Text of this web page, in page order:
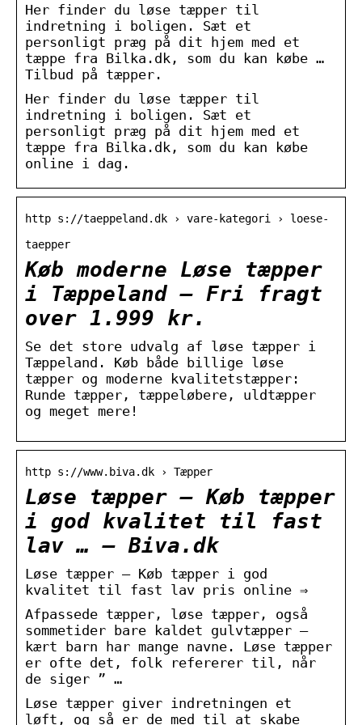
Her finder du løse tæpper til
indretning i boligen. Sæt et
personligt præg på dit hjem med et
tæppe fra Bilka.dk, som du kan købe …
Tilbud på tæpper.
Her finder du løse tæpper til
indretning i boligen. Sæt et
personligt præg på dit hjem med et
tæppe fra Bilka.dk, som du kan købe
online i dag.
http s://taeppeland.dk › vare-kategori › loese-
taepper
Køb moderne Løse tæpper
i Tæppeland – Fri fragt
over 1.999 kr.
Se det store udvalg af løse tæpper i
Tæppeland. Køb både billige løse
tæpper og moderne kvalitetstæpper:
Runde tæpper, tæppeløbere, uldtæpper
og meget mere!
http s://www.biva.dk › Tæpper
Løse tæpper – Køb tæpper
i god kvalitet til fast
lav … – Biva.dk
Løse tæpper – Køb tæpper i god
kvalitet til fast lav pris online ⇒
Afpassede tæpper, løse tæpper, også
sommetider bare kaldet gulvtæpper –
kært barn har mange navne. Løse tæpper
er ofte det, folk refererer til, når
de siger ” …
Løse tæpper giver indretningen et
løft, og så er de med til at skabe